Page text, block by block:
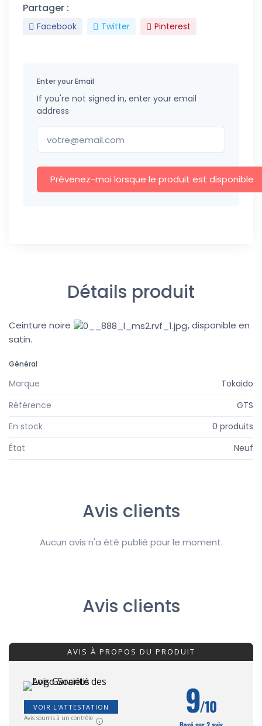
Partager :
Facebook Twitter Pinterest
Enter your Email
If you're not signed in, enter your email
address
Prévenez-moi lorsque le produit est disponible
Détails produit
Ceinture noire
, disponible en
satin.
Général
Marque
Tokaido
Référence
GTS
En stock
0 produits
État
Neuf
Avis clients
AVIS À PROPOS DU PRODUIT
VOIR L'ATTESTATION
Avis soumis à un contrôle 9/10
Avis clients
Aucun avis n'a été publié pour le moment.